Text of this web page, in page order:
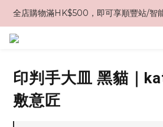
全店購物滿HK$500，即可享順豐站/智
印判手大皿 黑貓｜
敷意匠